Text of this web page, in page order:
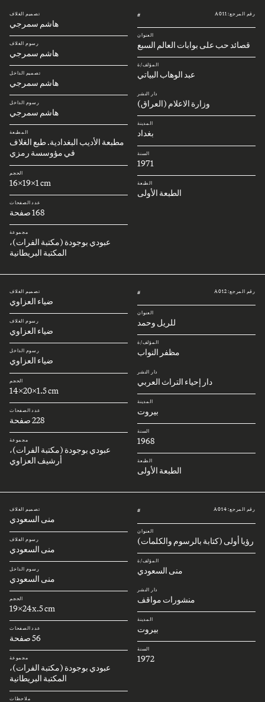
رقم المرجع: A011 #
العنوان
قصائد حب على بوابات العالم السبع
المؤلف/ة
عبد الوهاب البياتي
دار النشر
وزارة الاعلام (العراق)
المدينة
بغداد
السنة
1971
الطبعة
الطبعة الأولى
تصميم الغلاف
هاشم سمرجي
رسوم الغلاف
هاشم سمرجي
تصميم الداخل
هاشم سمرجي
رسوم الداخل
هاشم سمرجي
المطبعة
مطبعة الأديب البغدادية. طبع الغلاف
في مؤوسسة رمزي
الحجم
16x19x1 cm
عدد الصفحات
168 صفحة
مجموعة
عبودي بوجودة (مكتبة الفرات)،
المكتبة البريطانية
رقم المرجع: A012 #
العنوان
للريل وحمد
المؤلف/ة
مظفر النواب
دار النشر
دار إحياء التراث العربي
المدينة
بيروت
السنة
1968
الطبعة
الطبعة الأولى
تصميم الغلاف
ضياء العزاوي
رسوم الغلاف
ضياء العزاوي
رسوم الداخل
ضياء العزاوي
الحجم
14x20x1.5 cm
عدد الصفحات
228 صفحة
مجموعة
عبودي بوجودة (مكتبة الفرات)،
أرشيف العزاوي
رقم المرجع: A014 #
العنوان
رؤيا أولى (كتابة بالرسوم والكلمات)
المؤلف/ة
منى السعودي
دار النشر
منشورات مواقف
المدينة
بيروت
السنة
1972
تصميم الغلاف
منى السعودي
رسوم الغلاف
منى السعودي
رسوم الداخل
منى السعودي
الحجم
19x24x.5 cm
عدد الصفحات
56 صفحة
مجموعة
عبودي بوجودة (مكتبة الفرات)،
المكتبة البريطانية
ملاحظات